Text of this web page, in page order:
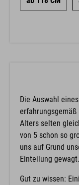
Die Auswahl
Alters selten
von 5 schon so
uns auf Grund
Einteilung gewagt.
Gut zu wissen: